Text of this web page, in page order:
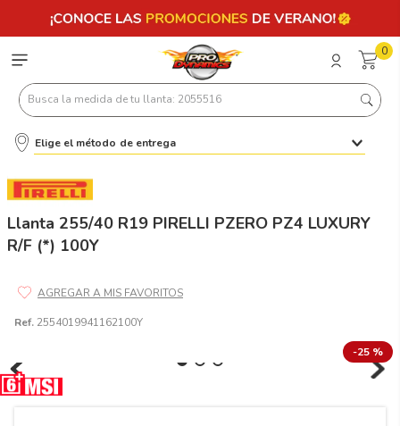
0
Busca la medida de tu llanta: 2055516
Elige el método de entrega
Llanta 255/40 R19 PIRELLI PZERO PZ4 LUXURY
R/F (*) 100Y
Ref. 2554019941162100Y
-25 %
Términos más buscados
7 195 65 15